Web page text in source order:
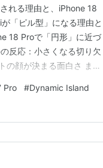
れる理由と、iPhone 18
「ピル型」になる理由と
18 Proで「円形」に近づ
反応：小さくなる切り欠
の顔が決まる面白さ まと
Pro #Dynamic Island